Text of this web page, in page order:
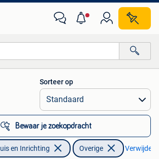
Alle afstanden…
Sorteer op
Bewaar je zoekopdracht
en Inrichting Overige Verwijder